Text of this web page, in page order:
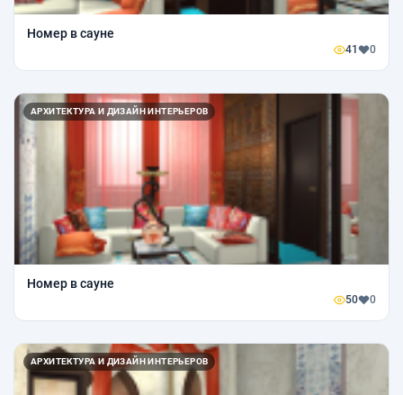
Номер в сауне
41 0
АРХИТЕКТУРА И ДИЗАЙН ИНТЕРЬЕРОВ
Номер в сауне
50 0
АРХИТЕКТУРА И ДИЗАЙН ИНТЕРЬЕРОВ